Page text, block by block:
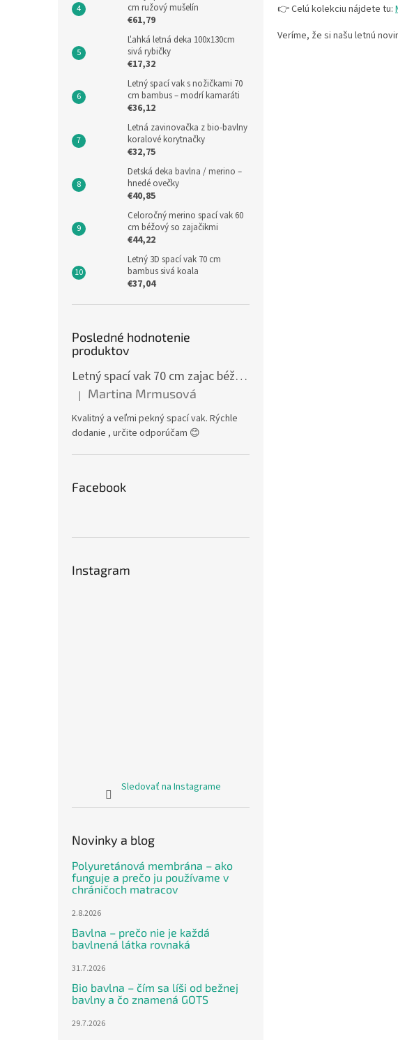
cm ružový mušelín
€61,79
Ľahká letná deka 100x130cm
sivá rybičky
€17,32
Letný spací vak s nožičkami 70
cm bambus – modrí kamaráti
€36,12
Letná zavinovačka z bio-bavlny
koralové korytnačky
€32,75
Detská deka bavlna / merino –
hnedé ovečky
€40,85
Celoročný merino spací vak 60
cm béžový so zajačikmi
€44,22
Letný 3D spací vak 70 cm
bambus sivá koala
€37,04
Posledné hodnotenie
produktov
Letný spací vak 70 cm zajac béžový zips na boku
Hodnotenie produktu je 5 z 5 hviezdičiek.
| Martina Mrmusová
Kvalitný a veľmi pekný spací vak. Rýchle
dodanie , určite odporúčam 😊
Facebook
Instagram
Sledovať na Instagrame
Novinky a blog
Polyuretánová membrána – ako
funguje a prečo ju používame v
chráničoch matracov
2.8.2026
Bavlna – prečo nie je každá
bavlnená látka rovnaká
31.7.2026
Bio bavlna – čím sa líši od bežnej
bavlny a čo znamená GOTS
29.7.2026
👉 Celú kolekciu nájdete tu:
Veríme, že si našu letnú